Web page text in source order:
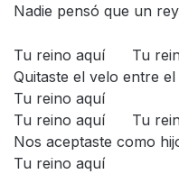
Nadie pensó que un
Tu reino aquí Tu
Quitaste el velo entre
Tu reino aquí
Tu reino aquí Tu
Nos aceptaste como
Tu reino aquí